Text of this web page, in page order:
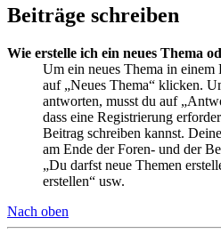
Beiträge schreiben
Wie erstelle ich ein neues Thema
Um ein neues Thema in einem
auf „Neues Thema“ klicken.
antworten, musst du auf
dass eine Registrierung
Beitrag schreiben kannst.
am Ende der Foren- und der
„Du darfst neue Themen
erstellen“ usw.
Nach oben